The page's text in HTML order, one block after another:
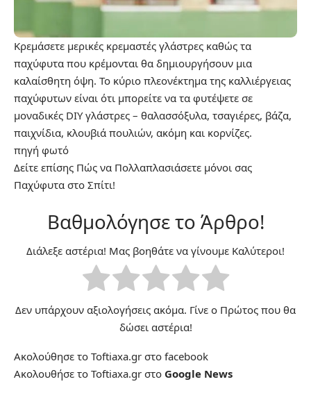
Κρεμάσετε μερικές κρεμαστές γλάστρες καθώς τα
παχύφυτα που κρέμονται θα δημιουργήσουν μια
καλαίσθητη όψη. Το κύριο πλεονέκτημα της καλλιέργειας
παχύφυτων είναι ότι μπορείτε να τα φυτέψετε σε
μοναδικές DIY γλάστρες – θαλασσόξυλα, τσαγιέρες, βάζα,
παιχνίδια, κλουβιά πουλιών, ακόμη και κορνίζες.
πηγή φωτό
Δείτε επίσης Πώς να Πολλαπλασιάσετε μόνοι σας
Παχύφυτα στο Σπίτι!
Βαθμολόγησε το Άρθρο!
Διάλεξε αστέρια! Μας βοηθάτε να γίνουμε Καλύτεροι!
Δεν υπάρχουν αξιολογήσεις ακόμα. Γίνε ο Πρώτος που θα
δώσει αστέρια!
Ακολούθησε το Toftiaxa.gr στο facebook
Ακολουθήσε το Toftiaxa.gr στο Google News